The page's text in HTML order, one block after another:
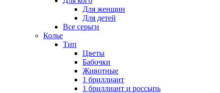
Для женщин
Для детей
Все серьги
Колье
Тип
Цветы
Бабочки
Животные
1 бриллиант
1 бриллиант и россыпь